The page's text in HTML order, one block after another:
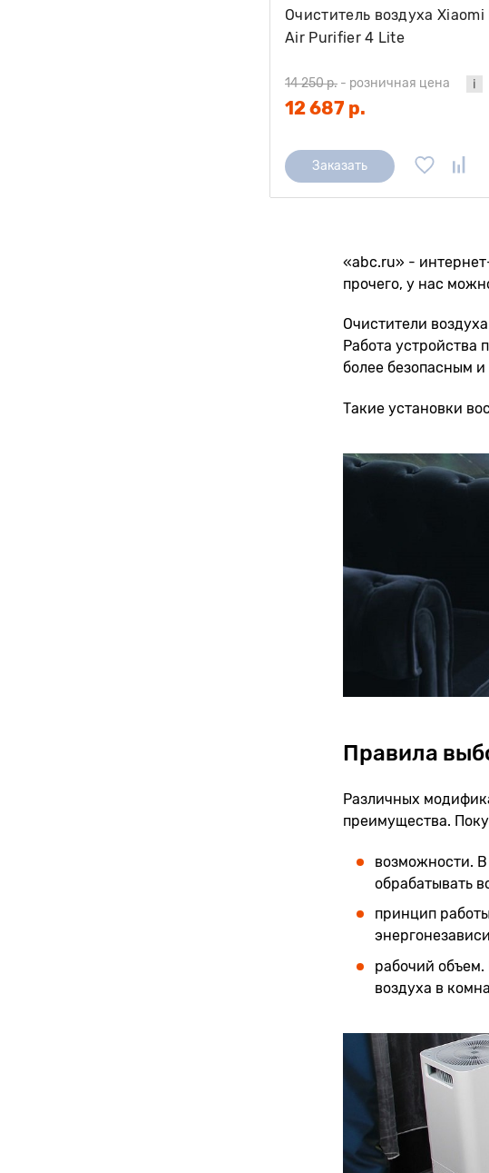
Очиститель воздуха
Air Purifier 4 Lite
14 250 р. - розничная цена
12 687 р.
Заказать
«abc.ru» -
прочего, у нас
Очистители
Работа устройства
более безопасным
Такие установки
Правила
Различных
преимущества.
возможности. В
обрабатывать
принцип
рабочий объем.
воздуха в